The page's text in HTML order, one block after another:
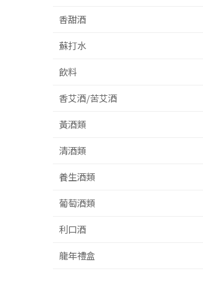
香甜酒
蘇打水
飲料
香艾酒/苦艾酒
黃酒類
清酒類
養生酒類
葡萄酒類
利口酒
龍年禮盒